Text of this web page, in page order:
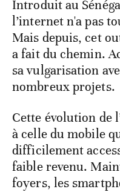
Introduit au
l’internet n'a pas
Mais depuis, cet
a fait du chemin.
sa vulgarisation
nombreux projets.
Cette évolution de
à celle du mobile
difficilement
faible revenu.
foyers, les